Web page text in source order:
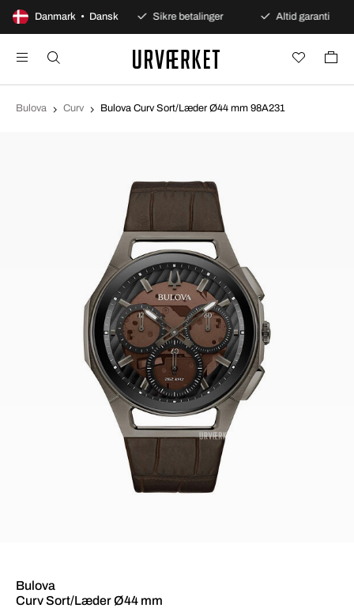
Danmark • Dansk
100 dages åbent køb Sikre betalinger Altid garanti
Bulova Curv Bulova Curv Sort/Læder Ø44 mm 98A231
Bulova
Curv Sort/Læder Ø44 mm